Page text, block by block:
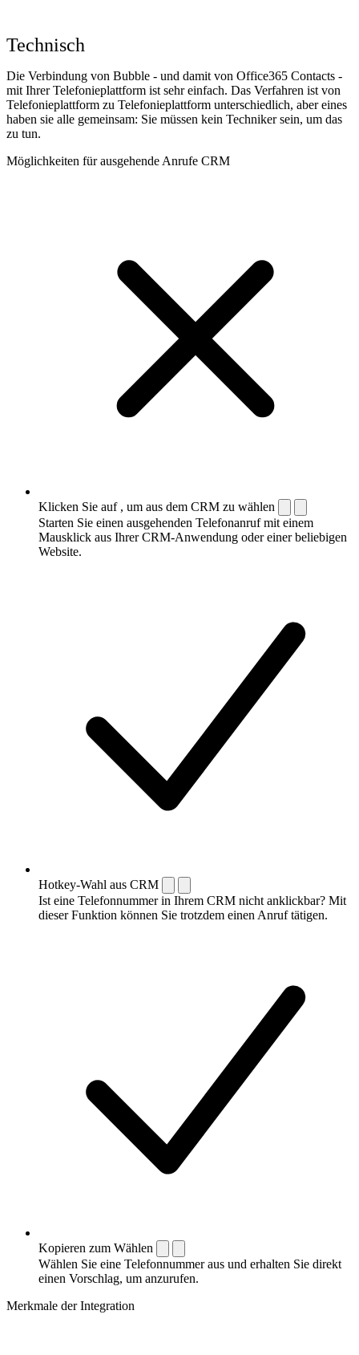
Technisch
Die Verbindung von Bubble - und damit von Office365 Contacts -
mit Ihrer Telefonieplattform ist sehr einfach. Das Verfahren ist von
Telefonieplattform zu Telefonieplattform unterschiedlich, aber eines
haben sie alle gemeinsam: Sie müssen kein Techniker sein, um das
zu tun.
Möglichkeiten für ausgehende Anrufe CRM
Klicken Sie auf , um aus dem CRM zu wählen
Starten Sie einen ausgehenden Telefonanruf mit einem
Mausklick aus Ihrer CRM-Anwendung oder einer beliebigen
Website.
Hotkey-Wahl aus CRM
Ist eine Telefonnummer in Ihrem CRM nicht anklickbar? Mit
dieser Funktion können Sie trotzdem einen Anruf tätigen.
Kopieren zum Wählen
Wählen Sie eine Telefonnummer aus und erhalten Sie direkt
einen Vorschlag, um anzurufen.
Merkmale der Integration